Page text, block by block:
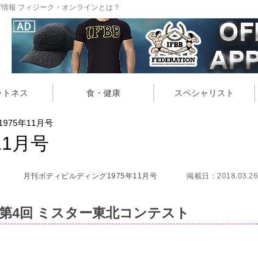
報 フィジーク・オンラインとは？
トネス 食・健康 スペシャリスト
年11月号
月号
月刊ボディビルディング1975年11月号 掲載日：2018.03.26
4回 ミスター東北コンテスト